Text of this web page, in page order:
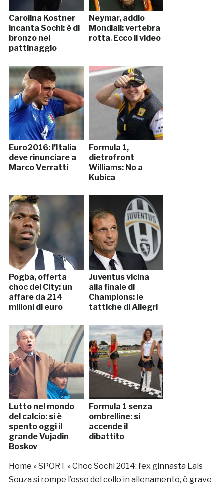
Carolina Kostner
incanta Sochi: è di
bronzo nel
pattinaggio
Neymar, addio
Mondiali: vertebra
rotta. Ecco il video
Euro2016: l’Italia
deve rinunciare a
Marco Verratti
Formula 1,
dietrofront
Williams: No a
Kubica
Pogba, offerta
choc del City: un
affare da 214
milioni di euro
Juventus vicina
alla finale di
Champions: le
tattiche di Allegri
Lutto nel mondo
del calcio: si è
spento oggi il
grande Vujadin
Boskov
Formula 1 senza
ombrelline: si
accende il
dibattito
Home »SPORT »Choc Sochi 2014: l’ex ginnasta Lais
Souza si rompe l’osso del collo in allenamento, è grave